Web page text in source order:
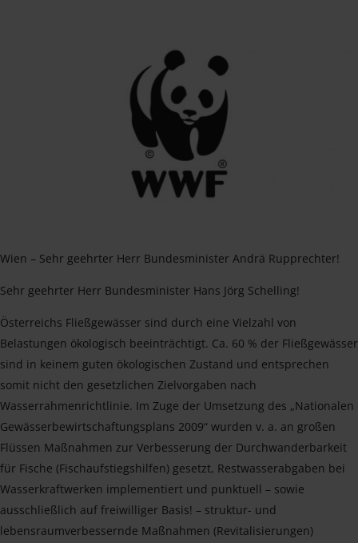
Wien – Sehr geehrter Herr Bundesminister Andrä Rupprechter!
Sehr geehrter Herr Bundesminister Hans Jörg Schelling!
Österreichs Fließgewässer sind durch eine Vielzahl von
Belastungen ökologisch beeinträchtigt. Ca. 60 % der Fließgewässer
sind in keinem guten ökologischen Zustand und entsprechen
somit nicht den gesetzlichen Zielvorgaben nach
Wasserrahmenrichtlinie. Im Zuge der Umsetzung des „Nationalen
Gewässerbewirtschaftungsplans 2009“ wurden v. a. an großen
Flüssen Maßnahmen zur Verbesserung der Durchwanderbarkeit
für Fische (Fischaufstiegshilfen) gesetzt, Restwasserabgaben bei
Wasserkraftwerken implementiert und punktuell – sowie
ausschließlich auf freiwilliger Basis! – struktur- und
lebensraumverbessernde Maßnahmen (Revitalisierungen)